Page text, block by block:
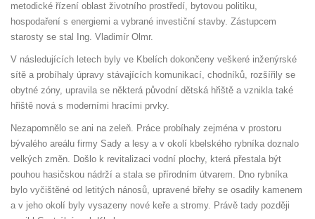
metodické řízení oblast životního prostředí, bytovou politiku,
hospodaření s energiemi a vybrané investiční stavby. Zástupcem
starosty se stal Ing. Vladimír Olmr.
V následujících letech byly ve Kbelích dokončeny veškeré inženýrské
sítě a probíhaly úpravy stávajících komunikací, chodníků, rozšířily se
obytné zóny, upravila se některá původní dětská hřiště a vznikla také
hřiště nová s moderními hracími prvky.
Nezapomnělo se ani na zeleň. Práce probíhaly zejména v prostoru
bývalého areálu firmy Sady a lesy a v okolí kbelského rybníka doznalo
velkých změn. Došlo k revitalizaci vodní plochy, která přestala být
pouhou hasičskou nádrží a stala se přírodním útvarem. Dno rybníka
bylo vyčištěné od letitých nánosů, upravené břehy se osadily kamenem
a v jeho okolí byly vysazeny nové keře a stromy. Právě tady později